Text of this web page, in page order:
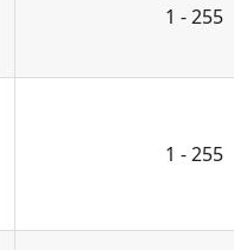
1 - 255
1 - 255